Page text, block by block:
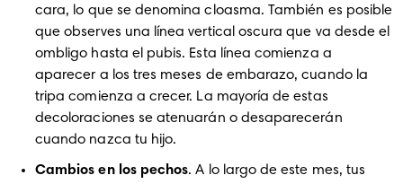
cara, lo que se denomina cloasma. También es posible
que observes una línea vertical oscura que va desde el
ombligo hasta el pubis. Esta línea comienza a
aparecer a los tres meses de embarazo, cuando la
tripa comienza a crecer. La mayoría de estas
decoloraciones se atenuarán o desaparecerán
cuando nazca tu hijo.
Cambios en los pechos. A lo largo de este mes, tus